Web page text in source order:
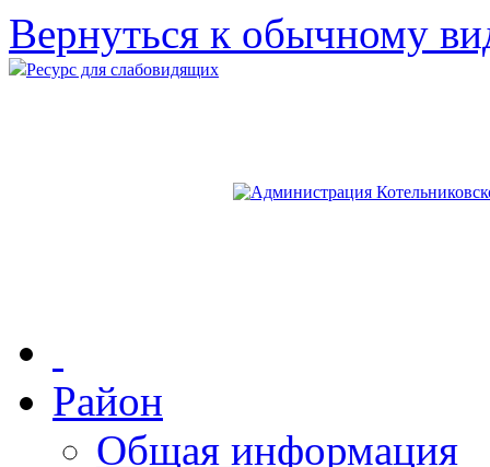
Вернуться к обычному
Ресурс для слабовидящих
Район
Общая информация